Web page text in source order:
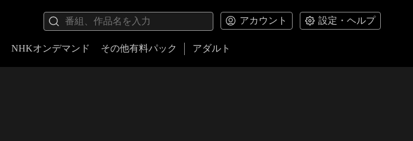
アカウント 設定・ヘルプ
NHKオンデマンド その他有料パック アダルト